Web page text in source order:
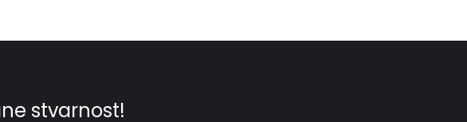
zrake na mirnoj terasiili seopustite u privatnom
opuštanje u jacuzziju